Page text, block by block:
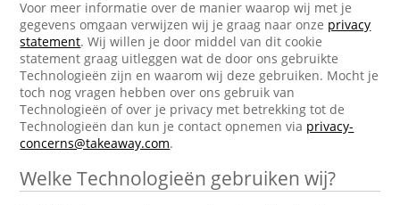
Voor meer informatie over de manier waarop wij met je
gegevens omgaan verwijzen wij je graag naar onze privacy
statement. Wij willen je door middel van dit cookie
statement graag uitleggen wat de door ons gebruikte
Technologieën zijn en waarom wij deze gebruiken. Mocht je
toch nog vragen hebben over ons gebruik van
Technologieën of over je privacy met betrekking tot de
Technologieën dan kun je contact opnemen via privacy-
concerns@takeaway.com.
Welke Technologieën gebruiken wij?